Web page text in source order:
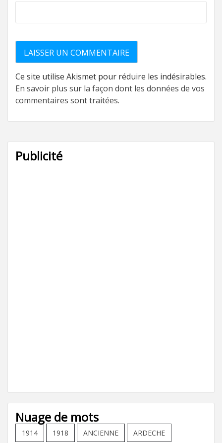
Ce site utilise Akismet pour réduire les indésirables.
En savoir plus sur la façon dont les données de vos
commentaires sont traitées.
Publicité
Nuage de mots
1914 1918 ANCIENNE ARDECHE